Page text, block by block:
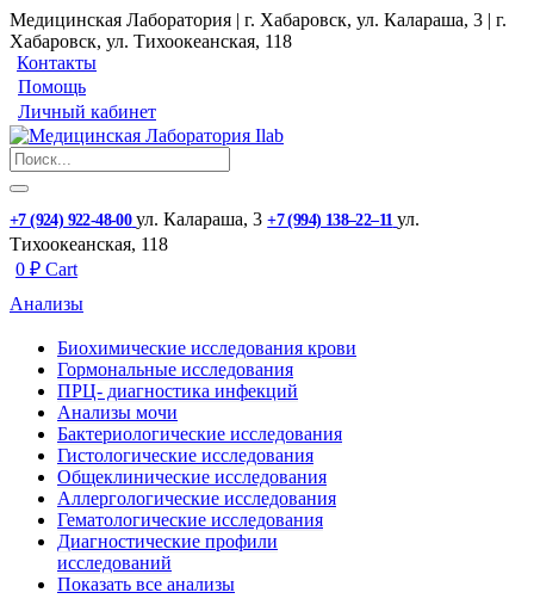
Медицинская Лаборатория | г. Хабаровск, ул. Калараша, 3 | г.
Хабаровск, ул. ​Тихоокеанская, 118
Контакты
Помощь
Личный кабинет
+7 (924) 922-48-00 ул. ​Калараша, 3 +7 (994) 138‒22‒11 ул. ​
Тихоокеанская, 118
0 ₽ Cart
Анализы
Биохимические исследования крови
Гормональные исследования
ПРЦ- диагностика инфекций
Анализы мочи
Бактериологические исследования
Гистологические исследования
Общеклинические исследования
Аллергологические исследования
Гематологические исследования
Диагностические профили
исследований
Показать все анализы